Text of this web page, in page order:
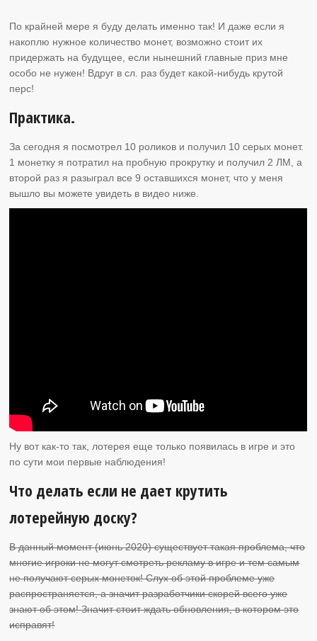
По крайней мере я буду делать именно так! И даже если я
накоплю нужное количество монет, возможно стоит их
придержать на будущее, если нынешний главные приз мне
особо не нужен! Вдруг в сл. раз будет какой-нибудь крутой
перс!
Практика.
За сегодня я посмотрел 10 роликов и получил 10 серых монет.
1 монетку я потратил на пробную прокрутку и получил 2 ЛМ, а
второй раз я разыграл все 9 оставшихся монет, что у меня
вышло вы можете увидеть в видео ниже.
Ну вот как-то так, лотерея еще только появилась в игре и это
по сути мои первые наблюдения!
Что делать если не дает крутить
лотерейную доску?
В данный момент (июнь 2020) существует такая проблема, что
многие игроки не могут смотреть рекламу в игре и тем самым
не получают серых монеток! Слух об этой проблеме уже
распространяется, а значит разработчики скорей всего уже
знают об этом! Значит стоит ждать обновления, в котором это
исправят!